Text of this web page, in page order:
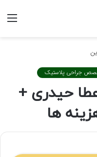
تغییر
جراحی پلاستیک
حیدری +
ها